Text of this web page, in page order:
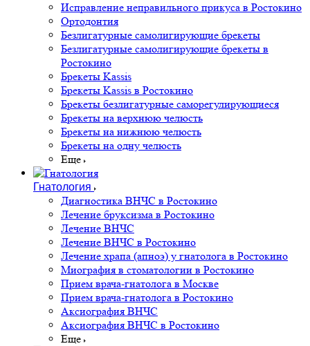
Исправление неправильного прикуса в Ростокино
Ортодонтия
Безлигатурные самолигирующие брекеты
Безлигатурные самолигирующие брекеты в
Ростокино
Брекеты Kassis
Брекеты Kassis в Ростокино
Брекеты безлигатурные саморегулирующиеся
Брекеты на верхнюю челюсть
Брекеты на нижнюю челюсть
Брекеты на одну челюсть
Еще
Гнатология
Диагностика ВНЧС в Ростокино
Лечение бруксизма в Ростокино
Лечение ВНЧС
Лечение ВНЧС в Ростокино
Лечение храпа (апноэ) у гнатолога в Ростокино
Миография в стоматологии в Ростокино
Прием врача-гнатолога в Москве
Прием врача-гнатолога в Ростокино
Аксиография ВНЧС
Аксиография ВНЧС в Ростокино
Еще